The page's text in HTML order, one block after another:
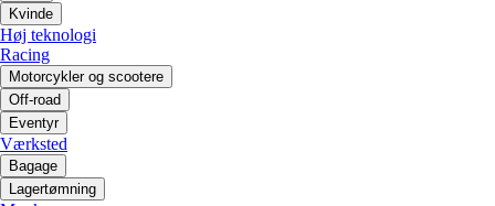
Kvinde
Høj teknologi
Racing
Motorcykler og scootere
Off-road
Eventyr
Værksted
Bagage
Lagertømning